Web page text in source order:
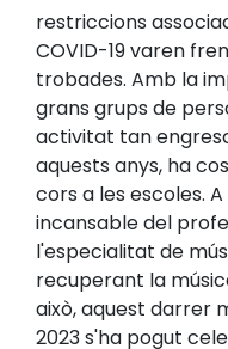
restriccions
COVID-19 varen
trobades. Amb la
grans grups de
activitat tan
aquests anys, ha
cors a les escoles.
incansable del
l'especialitat de
recuperant la
això, aquest darrer
2023 s'ha pogut